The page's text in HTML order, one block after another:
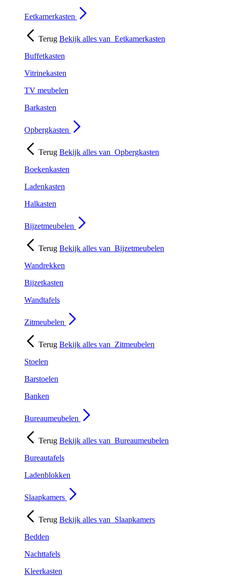
Eetkamerkasten
Terug Bekijk alles van Eetkamerkasten
Buffetkasten
Vitrinekasten
TV meubelen
Barkasten
Opbergkasten
Terug Bekijk alles van Opbergkasten
Boekenkasten
Ladenkasten
Halkasten
Bijzetmeubelen
Terug Bekijk alles van Bijzetmeubelen
Wandrekken
Bijzetkasten
Wandtafels
Zitmeubelen
Terug Bekijk alles van Zitmeubelen
Stoelen
Barstoelen
Banken
Bureaumeubelen
Terug Bekijk alles van Bureaumeubelen
Bureautafels
Ladenblokken
Slaapkamers
Terug Bekijk alles van Slaapkamers
Bedden
Nachttafels
Kleerkasten